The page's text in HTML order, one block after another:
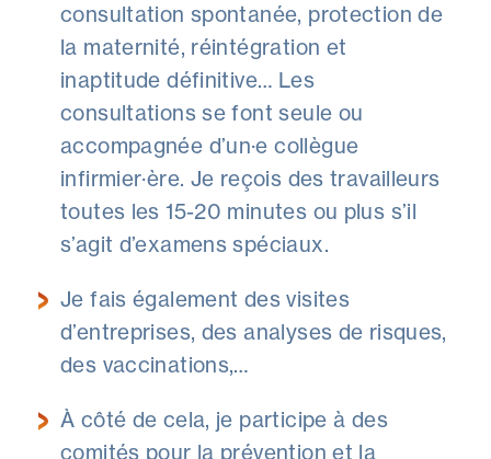
consultation spontanée, protection de
la maternité, réintégration et
inaptitude définitive… Les
consultations se font seule ou
accompagnée d’un·e collègue
infirmier·ère. Je reçois des travailleurs
toutes les 15-20 minutes ou plus s’il
s’agit d’examens spéciaux.
Je fais également des visites
d’entreprises, des analyses de risques,
des vaccinations,…
À côté de cela, je participe à des
comités pour la prévention et la